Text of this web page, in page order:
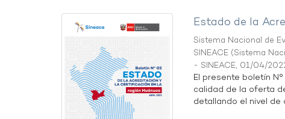
Estado de la
Sistema Nacional de
SINEACE (Sistema
- SINEACE, 01/04/
El presente boletín
calidad de la oferta
detallando el nivel de